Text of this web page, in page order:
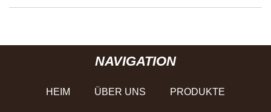
NAVIGATION
HEIM ÜBER UNS PRODUKTE